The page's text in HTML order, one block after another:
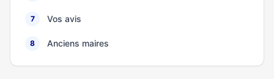
7 Vos avis
8 Anciens maires